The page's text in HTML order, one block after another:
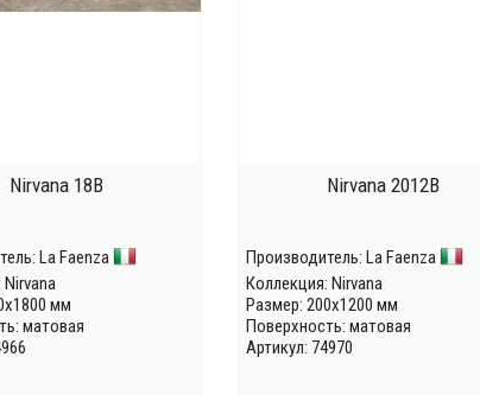
Nirvana 18B
La Faenza
Nirvana
мм
матовая
Nirvana 2012B
Производитель: La Faenza
Коллекция: Nirvana
Размер: 200x1200 мм
Поверхность: матовая
Артикул: 74970